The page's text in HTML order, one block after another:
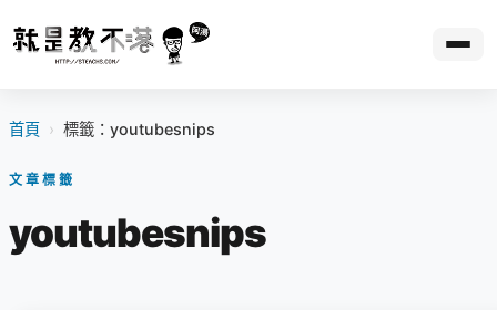
首頁 › 標籤：youtubesnips
文章標籤
youtubesnips